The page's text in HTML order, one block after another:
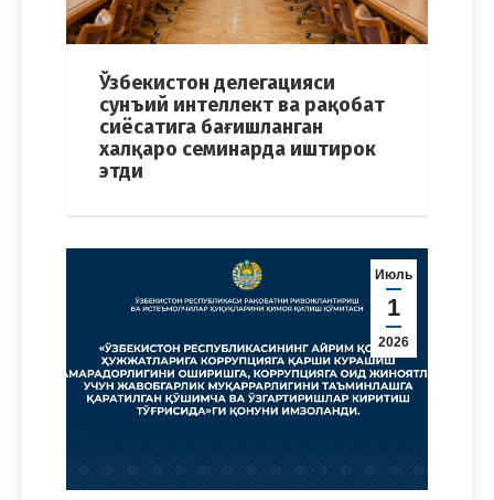
Ўзбекистон делегацияси
сунъий интеллект ва рақобат
сиёсатига бағишланган
халқаро семинарда иштирок
этди
Июль
1
2026